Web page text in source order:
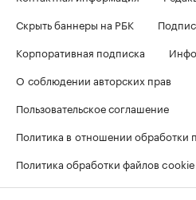
Скрыть баннеры на РБК
Корпоративная подписка
О соблюдении авторских прав
Пользовательское соглашение
Политика в отношении обработки
Политика обработки файлов cookie